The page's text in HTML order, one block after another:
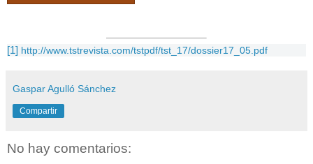
[1] http://www.tstrevista.com/tstpdf/tst_17/dossier17_05.pdf
Gaspar Agulló Sánchez
Compartir
No hay comentarios: